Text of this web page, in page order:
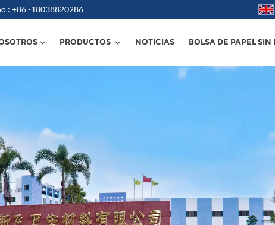
: +86 -18038820286
PRODUCTOS NOTICIAS BOLSA DE PAPEL SIN